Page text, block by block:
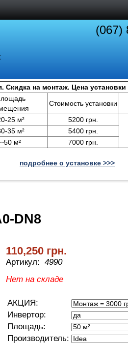
(067)
Скидка на монтаж. Цена
Стоимость установки
25 м² 5200 грн.
35 м²
5400 грн.
~50 м² 7000 грн.
подробнее о установке >>>
DN8
110,250 грн.
Артикул: 4990
Нет на складе
АКЦИЯ:
Инвертор:
Площадь:
Производитель: